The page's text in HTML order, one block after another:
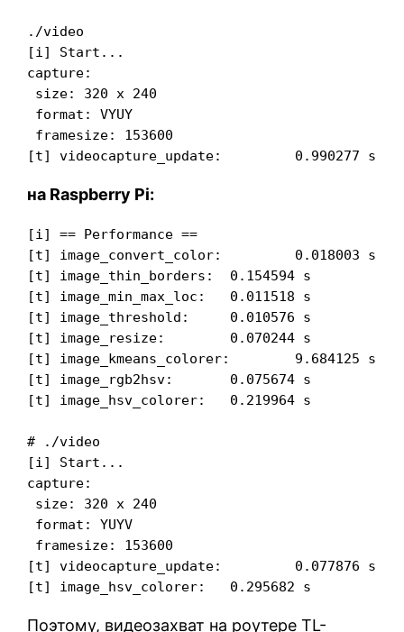
./video
[i] Start...
capture:
size: 320 x 240
format: VYUY
framesize: 153600
на Raspberry Pi:
[i] == Performance ==
[t] image_convert_color:         0.018003 s
[t] image_thin_borders:  0.154594 s
[t] image_min_max_loc:   0.011518 s
[t] image_threshold:     0.010576 s
[t] image_resize:        0.070244 s
[t] image_kmeans_colorer:        9.684125 s
[t] image_rgb2hsv:       0.075674 s
[t] image_hsv_colorer:   0.219964 s
# ./video
[i] Start...
capture:
size: 320 x 240
format: YUYV
framesize: 153600
[t] videocapture_update:         0.077876 s
Поэтому, видеозахват на роутере TL-